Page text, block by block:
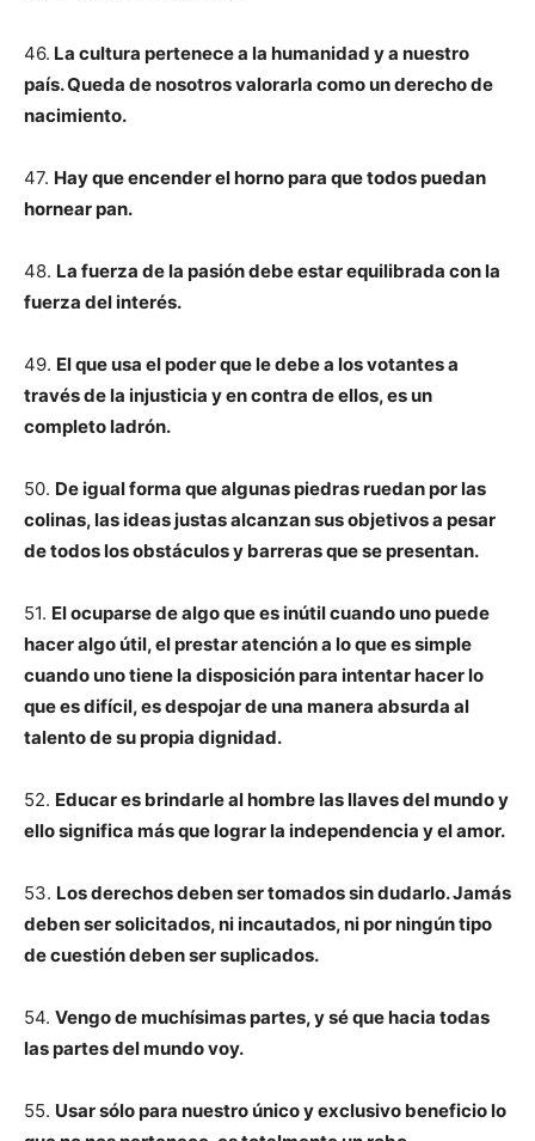
46. La cultura pertenece a la humanidad y a nuestro
país. Queda de nosotros valorarla como un derecho de
nacimiento.
47. Hay que encender el horno para que todos puedan
hornear pan.
48. La fuerza de la pasión debe estar equilibrada con la
fuerza del interés.
49. El que usa el poder que le debe a los votantes a
través de la injusticia y en contra de ellos, es un
completo ladrón.
50. De igual forma que algunas piedras ruedan por las
colinas, las ideas justas alcanzan sus objetivos a pesar
de todos los obstáculos y barreras que se presentan.
51. El ocuparse de algo que es inútil cuando uno puede
hacer algo útil, el prestar atención a lo que es simple
cuando uno tiene la disposición para intentar hacer lo
que es difícil, es despojar de una manera absurda al
talento de su propia dignidad.
52. Educar es brindarle al hombre las llaves del mundo y
ello significa más que lograr la independencia y el amor.
53. Los derechos deben ser tomados sin dudarlo. Jamás
deben ser solicitados, ni incautados, ni por ningún tipo
de cuestión deben ser suplicados.
54. Vengo de muchísimas partes, y sé que hacia todas
las partes del mundo voy.
55. Usar sólo para nuestro único y exclusivo beneficio lo